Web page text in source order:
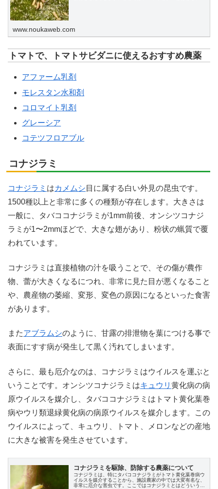
www.noukaweb.com
トマトで、トマトサビダニに使えるおすすめ農薬
アファーム乳剤
モレスタン水和剤
コロマイト乳剤
グレーシア
コテツフロアブル
コナジラミ
コナジラミ はカメムシ 目に属する白い外見の昆虫です。
1500種以上と非常に多くの種類が存在します。大きさは
一般に、タバココナジラミが1mm前後、オンシツコナジ
ラミが1〜2mmほどで、大きな翅があり、粉状の蝋質で覆
われています。
コナジラミは直接植物の汁を吸うことで、その傷が農作
物、蕾が大きくなるにつれ、非常に見た目が悪くなること
や、農産物の萎縮、変形、変色の原因になるといった食害
があります。
またアブラムシのように、甘露の排泄物を葉につける事で
表面にすす病が発生して黒く汚れてしまいます。
さらに、最も厄介なのは、コナジラミはウイルスを運ぶと
いうことです。オンシツコナジラミはキュウリ 黄化病の病
原ウイルスを媒介し、タバココナジラミはトマト黄化葉巻
病やウリ類退緑黄化病の病原ウイルスを媒介します。この
ウイルスによって、キュウリ、トマト、メロンなどの産地
に大きな被害を発生させています。
コナジラミを駆除、防除する農薬について
コナジラミは、特にタバココナジラミがトマト黄化葉巻病ウ
イルスを媒介することから、施設農家の中では大変有名な、
非常に厄介な害虫です。ここではコナジラミとはどういう虫